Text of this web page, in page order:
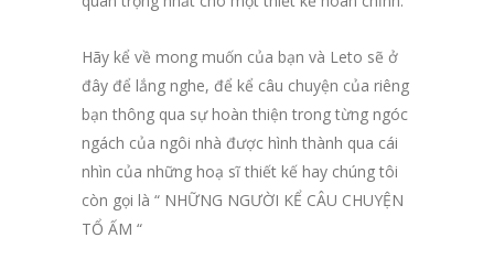
Hãy kể về mong muốn của bạn và Leto sẽ ở
đây để lắng nghe, để kể câu chuyện của riêng
bạn thông qua sự hoàn thiện trong từng ngóc
ngách của ngôi nhà được hình thành qua cái
nhìn của những hoạ sĩ thiết kế hay chúng tôi
còn gọi là “ NHỮNG NGƯỜI KỂ CÂU CHUYỆN
TỔ ẤM “